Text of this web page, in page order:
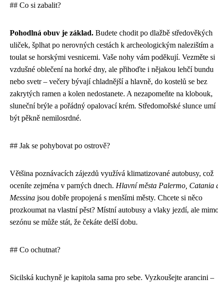
## Co si zabalit?
Pohodlná obuv je základ. Budete chodit po dlažbě středověkých
uliček, šplhat po nerovných cestách k archeologickým nalezištím a
toulat se horskými vesnicemi. Vaše nohy vám poděkují. Vezměte si
vzdušné oblečení na horké dny, ale přihoďte i nějakou lehčí bundu
nebo svetr – večery bývají chladnější a hlavně, do kostelů se bez
zakrytých ramen a kolen nedostanete. A nezapomeňte na klobouk,
sluneční brýle a pořádný opalovací krém. Středomořské slunce umí
být pěkně nemilosrdné.
## Jak se pohybovat po ostrově?
Většina poznávacích zájezdů využívá klimatizované autobusy, což
oceníte zejména v parných dnech. Hlavní města Palermo, Catania
Messina jsou dobře propojená s menšími městy. Chcete si něco
prozkoumat na vlastní pěst? Místní autobusy a vlaky jezdí, ale
sezónu se může stát, že čekáte delší dobu.
## Co ochutnat?
Sicilská kuchyně je kapitola sama pro sebe. Vyzkoušejte arancini –